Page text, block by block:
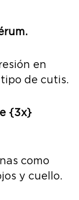
en
de cutis.
{3x}
como
y cuello.